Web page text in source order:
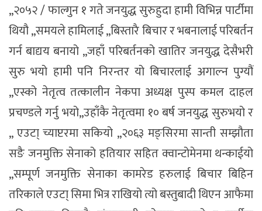
,,२०५२ / फाल्गुन १ गते जनयुद्ध सुरुहुदा हामी विभिन्न पार्टीमा
थियौ ,,समयले हामिलाई ,,बिस्तारै बिचार र भबनालाई परिबर्तन
गर्न बाद्यय बनायो ,,जहाँ परिबर्तनको खातिर जनयुद्ध देसैभरी
सुरु भयो हामी पनि निरन्तर यो बिचारलाई अगाल्न पुग्यौं
,,एस्को नेतृत्व तत्कालीन नेकपा अध्यक्ष पुस्प कमल दाहल
प्रचण्डले गर्नु भयो,,उहाँकै नेतृत्वमा १० बर्ष जनयुद्ध सुरुभयो र
,, एउटा् च्याप्टरमा सकियो ,,२०६३ मङ्सिरमा सान्ती सम्झौता
सङै जनमुक्ति सेनाको हतियार सहित क्वान्टोमेनमा थन्काईयो
,,सम्पूर्ण जनमुक्ति सेनाका कामरेड हरुलाई बिचार बिहिन
तरिकाले एउटा् सिमा भित्र राखियो त्यो बस्तुबादी थिएन आफैमा